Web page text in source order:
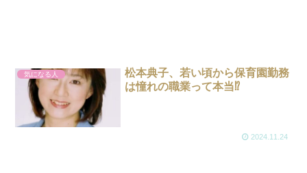
気になる人
松本典子、若い頃から保育園勤務
は憧れの職業って本当⁉
2024.11.24